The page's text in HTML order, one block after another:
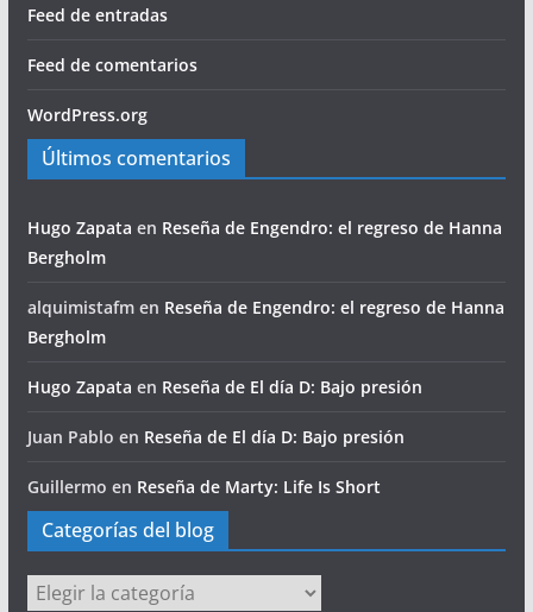
Feed de entradas
Feed de comentarios
WordPress.org
Últimos comentarios
Hugo Zapata en Reseña de Engendro: el regreso de Hanna
Bergholm
alquimistafmen Reseña de Engendro: el regreso de Hanna
Bergholm
Hugo Zapata en Reseña de El día D: Bajo presión
Juan Pablo en Reseña de El día D: Bajo presión
Guillermo en Reseña de Marty: Life Is Short
Categorías del blog
Categorías